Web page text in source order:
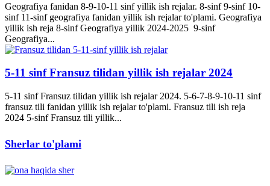
Geografiya fanidan 8-9-10-11 sinf yillik ish rejalar. 8-sinf 9-sinf 10-
sinf 11-sinf geografiya fanidan yillik ish rejalar to'plami. Geografiya
yillik ish reja 8-sinf Geografiya yillik 2024-2025 9-sinf
Geografiya...
5-11 sinf Fransuz tilidan yillik ish rejalar 2024
5-11 sinf Fransuz tilidan yillik ish rejalar 2024. 5-6-7-8-9-10-11 sinf
fransuz tili fanidan yillik ish rejalar to'plami. Fransuz tili ish reja
2024 5-sinf Fransuz tili yillik...
Sherlar to'plami